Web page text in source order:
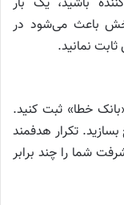
باعث می‌شود در
نمانید.
خطا» ثبت کنید.
تکرار هدفمند
شما را چند برابر